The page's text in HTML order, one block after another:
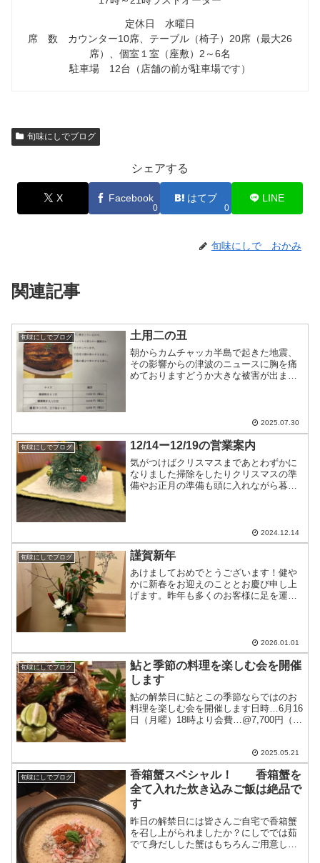
定休日 水曜日
席 数 カウンター10席、テーブル（椅子）20席（最大26
席）、個室１室（座敷）2～6名
駐車場 12台（店舗の前が駐車場です）
旬味にしでブログ
シェアする
X Facebook
0
はてブ
0
LINE
旬味にしで おかみ
関連記事
旬味にしでブログ 土用二の丑
朝からカムチャッカ半島で起きた地震、
その影響からの津波のニュースに胸を痛
めておりますどうか大きな被害が出ませ
2025.07.30
旬味にしでブログ 12/14ー12/19の営業案内
気がつけばクリスマスまであとわずかに
なりました掃除をしたりクリスマスの準
備やお正月の準備も頭に入れながら暮ら
2024.12.14
旬味にしでブログ 謹賀新年
あけましておめでとうございます！健や
かに新春をお迎えのこととお慶び申し上
げます。昨年も多くのお客様に足を運ん
2026.01.01
旬味にしでブログ
鮎と季節の料理を楽しむ会を開催
します
鮎の解禁日に鮎とこの季節ならではのお
料理を楽しむ会を開催します日時…6月16
日（月曜）18時より会費…@7,700円（税
る方は予約時にお知らせ下さい他の食材
に変更しま...
2025.05.21
旬味にしでブログ
香箱蟹スペシャル！ 香箱蟹を
全て入れた炊き込みご飯は絶品で
す
昨日の解禁日には皆さんご自宅で香箱蟹
を召し上がられましたか？にしででは茹
でて身だしした蟹はもちろんご用意して